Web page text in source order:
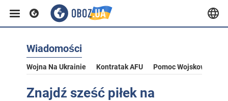
Wiadomości
Wojna Na Ukrainie Kontratak AFU Pomoc Wojskowa Dla
Znajdź sześć piłek na